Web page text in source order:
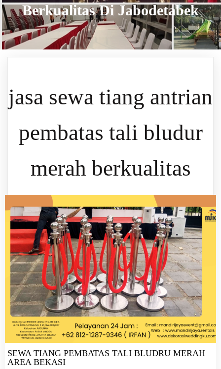
Berkualitas Di Jabodetabek
jasa sewa tiang antrian
pembatas tali bludur
merah berkualitas
SEWA TIANG PEMBATAS TALI BLUDRU MERAH
AREA BEKASI